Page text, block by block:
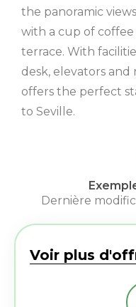
the panoramic
with a cup of
terrace. With
desk, elevators and
offers the perfect
to Seville.
Dernière
Voir plus